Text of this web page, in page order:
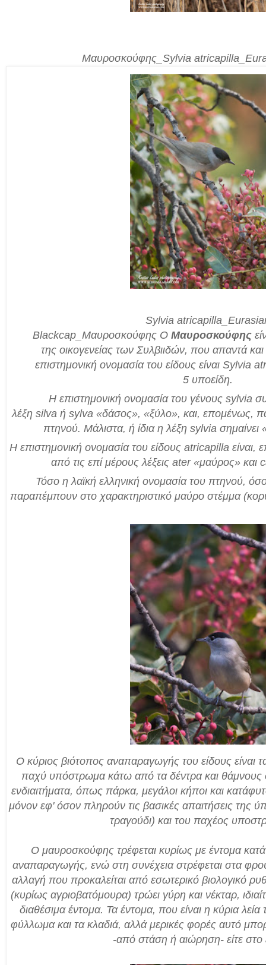
Μαυροσκούφης_Sylvia
Sylvia
Blackcap_Μαυροσκούφης Ο Μαυροσκούφης
της οικογενείαςτων Συλβιιδών, που απαντά
επιστημονική ονομασία του είδους είναι Sylvia
5 υποείδη.
Η επιστημονική ονομασία του γένουςsylvia
λέξη silva ή sylva «δάσος», «ξύλο», και, επομένως,
πτηνού. Μάλιστα, ή ίδια η λέξη sylvia
Η επιστημονική ονομασία του είδους atricapilla είναι,
από τις επί μέρους λέξεις ater «μαύρος» και
Τόσο η λαϊκή ελληνική ονομασία του πτηνού,
παραπέμπουν στο χαρακτηριστικό μαύρο στέμμα
Ο κύριος βιότοπος αναπαραγωγής του είδους
παχύ υπόστρωμα κάτω από τα δέντρα και
ενδιαιτήματα, όπως πάρκα, μεγάλοι κήποι και
μόνον εφ' όσον πληρούν τις βασικές απαιτήσεις της
τραγούδι) και του παχέος
Ο μαυροσκούφης τρέφεται κυρίως με έντομα κατά
αναπαραγωγής, ενώ στη συνέχεια στρέφεται στα
αλλαγή που προκαλείται από εσωτερικό βιολογικό
(κυρίως αγριοβατόμουρα) τρώει γύρη και νέκταρ,
διαθέσιμα έντομα. Τα έντομα, που είναι η κύρια
φύλλωμα και τα κλαδιά, αλλά μερικές φορές αυτό
-από στάση ή αιώρηση- είτε